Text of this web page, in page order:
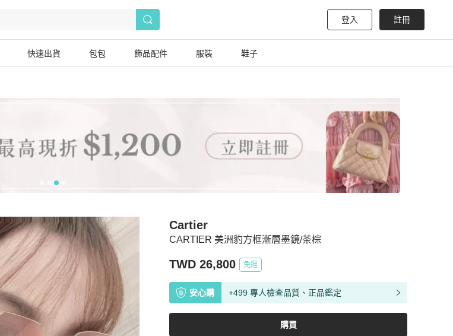
登入 註冊
快速出貨 包包 飾品配件 服裝 鞋子
CARTIER 美洲豹方框漸層墨鏡/茶棕
Cartier
TWD 26,800 免運
安心購 +499 專人檢查品質、正品鑑定
購買